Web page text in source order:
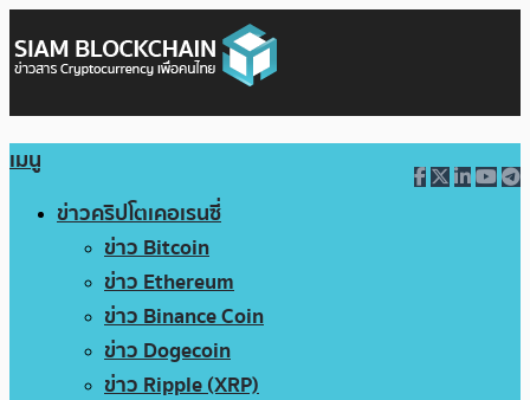
เมนู
ข่าวคริปโตเคอเรนซี่
ข่าว Bitcoin
ข่าว Ethereum
ข่าว Binance Coin
ข่าว Dogecoin
ข่าว Ripple (XRP)